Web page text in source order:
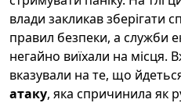
влади закликав зберігати
правил безпеки, а служби
негайно виїхали на місця.
вказували на те, що
атаку, яка спричинила як